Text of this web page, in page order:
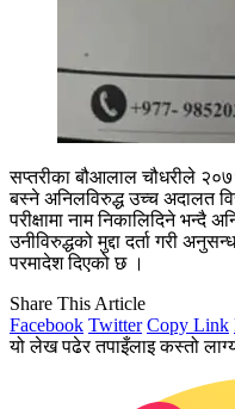
सप्तरीका बौआलाल चौधरीले
बस्ने अनिलविरुद्ध उच्च अदालत
परीक्षामा नाम निकालिदिने
उनीविरुद्धको मुद्दा दर्ता गरी
परमादेश दिएको छ ।
Share This Article
Facebook Twitter Copy Link
यो लेख पढेर तपाइँलाइ कस्तो